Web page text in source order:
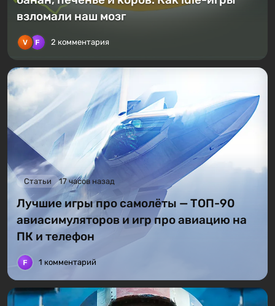
взломали наш мозг
2 комментария
Статьи 17 часов назад
Лучшие игры про самолёты — ТОП-90
авиасимуляторов и игр про авиацию на
ПК и телефон
1 комментарий